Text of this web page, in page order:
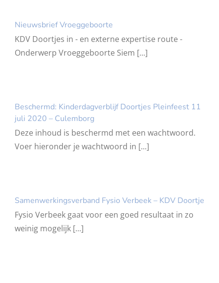
Nieuwsbrief Vroeggeboorte
KDV Doortjes in - en externe expertise route -
Onderwerp Vroeggeboorte Siem [...]
Beschermd: Kinderdagverblijf Doortjes Pleinfeest 11
juli 2020 – Culemborg
Deze inhoud is beschermd met een wachtwoord.
Voer hieronder je wachtwoord in [...]
Samenwerkingsverband Fysio Verbeek – KDV Doortje
Fysio Verbeek gaat voor een goed resultaat in zo
weinig mogelijk [...]